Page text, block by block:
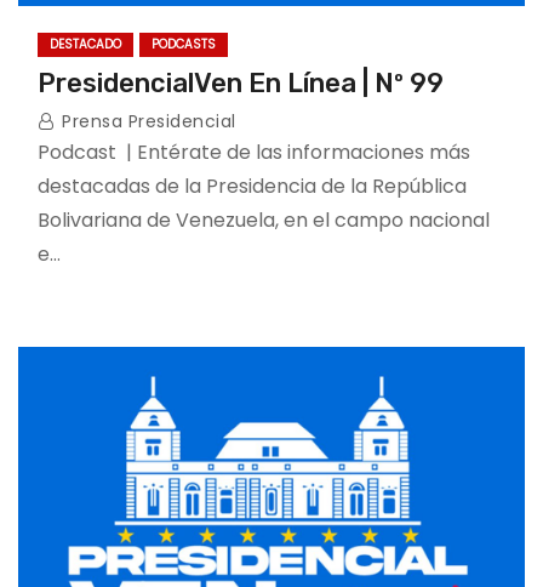
DESTACADO PODCASTS
PresidencialVen En Línea | Nº 99
Prensa Presidencial
Podcast | Entérate de las informaciones más
destacadas de la Presidencia de la República
Bolivariana de Venezuela, en el campo nacional
e…